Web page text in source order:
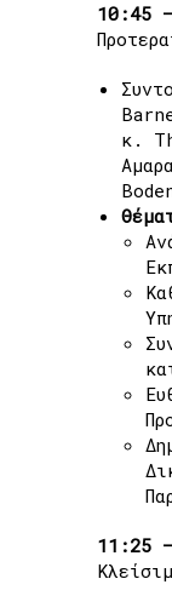
10:45
κ.
11:25